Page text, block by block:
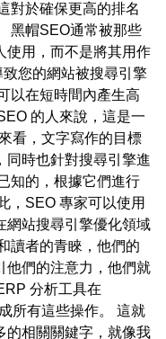
對於確保更高的排名
黑帽SEO通常被那些
使用，而不是將其用作
致您的網站被搜尋引擎
以在短時間內產生高
的人來說，這是一
看，文字寫作的目標
同時也針對搜尋引擎進
知的，根據它們進行
，SEO 專家可以使用
網站搜尋引擎優化領域
讀者的青睞，他們的
他們的注意力，他們就
分析工具在
所有這些操作。 這就
的相關關鍵字，就像我